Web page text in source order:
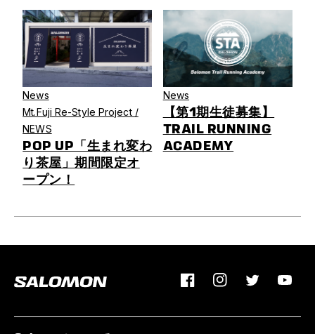
News
Mt.Fuji Re-Style Project /
NEWS
POP UP「生まれ変わ
り茶屋」期間限定オ
ープン！
News
【第1期生徒募集】
TRAIL RUNNING
ACADEMY
FacebookInstagramTwitter